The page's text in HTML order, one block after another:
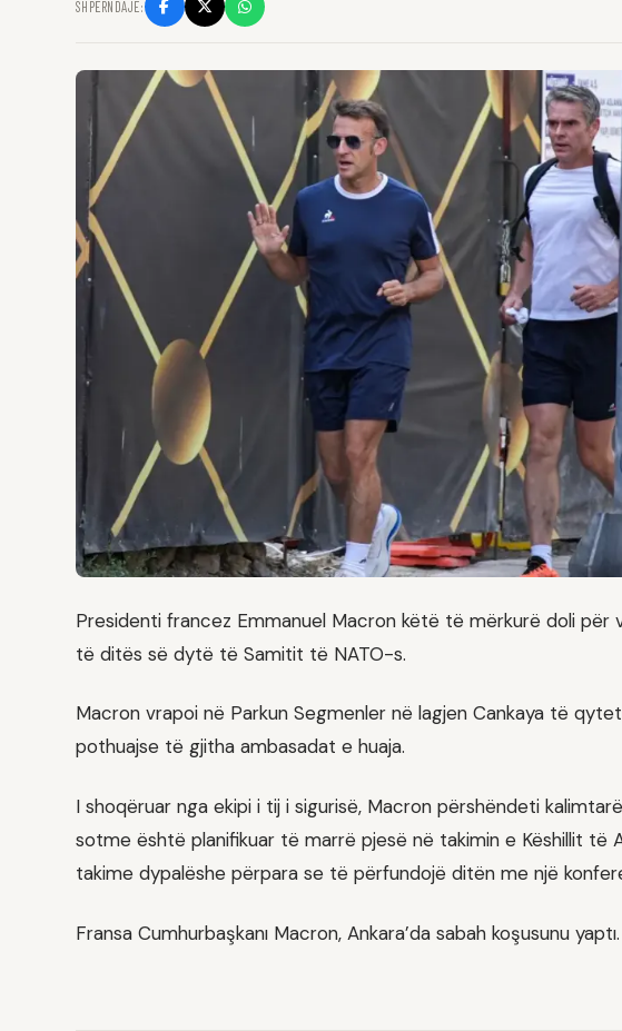
SHPËRNDAJE:
Presidenti francez Emmanuel Macron këtë të mërkurë doli për
të ditës së dytë të Samitit të NATO-s.
Macron vrapoi në Parkun Segmenler në lagjen Cankaya të
pothuajse të gjitha ambasadat e huaja.
I shoqëruar nga ekipi i tij i sigurisë, Macron përshëndeti
sotme është planifikuar të marrë pjesë në takimin e Këshillit
takime dypalëshe përpara se të përfundojë ditën me një
Fransa Cumhurbaşkanı Macron, Ankara’da sabah koşusunu